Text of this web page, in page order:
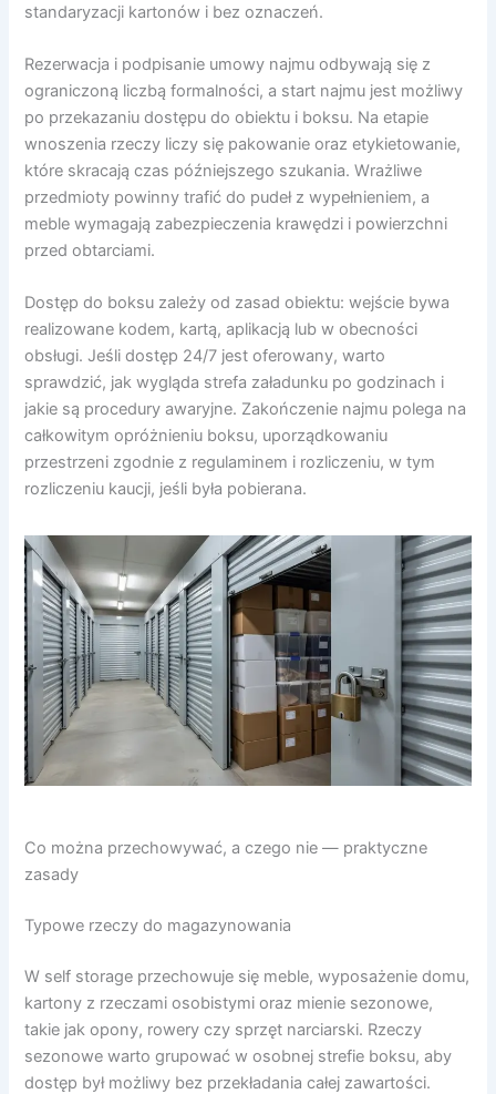
standaryzacji kartonów i bez oznaczeń.
Rezerwacja i podpisanie umowy najmu odbywają się z
ograniczoną liczbą formalności, a start najmu jest możliwy
po przekazaniu dostępu do obiektu i boksu. Na etapie
wnoszenia rzeczy liczy się pakowanie oraz etykietowanie,
które skracają czas późniejszego szukania. Wrażliwe
przedmioty powinny trafić do pudeł z wypełnieniem, a
meble wymagają zabezpieczenia krawędzi i powierzchni
przed obtarciami.
Dostęp do boksu zależy od zasad obiektu: wejście bywa
realizowane kodem, kartą, aplikacją lub w obecności
obsługi. Jeśli dostęp 24/7 jest oferowany, warto
sprawdzić, jak wygląda strefa załadunku po godzinach i
jakie są procedury awaryjne. Zakończenie najmu polega na
całkowitym opróżnieniu boksu, uporządkowaniu
przestrzeni zgodnie z regulaminem i rozliczeniu, w tym
rozliczeniu kaucji, jeśli była pobierana.
Co można przechowywać, a czego nie — praktyczne
zasady
Typowe rzeczy do magazynowania
W self storage przechowuje się meble, wyposażenie domu,
kartony z rzeczami osobistymi oraz mienie sezonowe,
takie jak opony, rowery czy sprzęt narciarski. Rzeczy
sezonowe warto grupować w osobnej strefie boksu, aby
dostęp był możliwy bez przekładania całej zawartości.